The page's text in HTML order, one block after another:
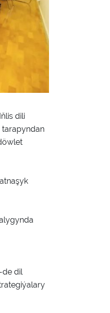
dili
tarapyndan
de dil